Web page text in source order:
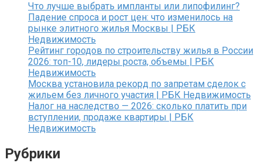
Что лучше выбрать импланты или липофилинг?
Падение спроса и рост цен: что изменилось на
рынке элитного жилья Москвы | РБК
Недвижимость
Рейтинг городов по строительству жилья в России
2026: топ-10, лидеры роста, объемы | РБК
Недвижимость
Москва установила рекорд по запретам сделок с
жильем без личного участия | РБК Недвижимость
Налог на наследство — 2026: сколько платить при
вступлении, продаже квартиры | РБК
Недвижимость
Рубрики